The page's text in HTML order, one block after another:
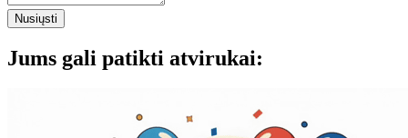
Nusiųsti
Jums gali patikti atvirukai: